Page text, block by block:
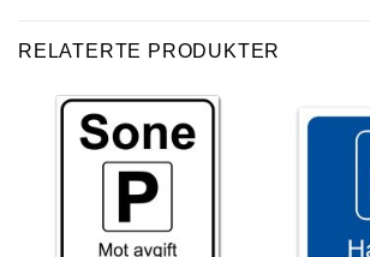
RELATERTE PRODUKTER